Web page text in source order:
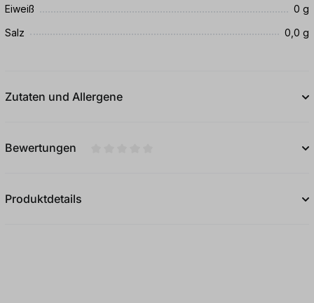
Eiweiß
0 g
Salz
0,0 g
Zutaten und Allergene
Bewertungen
Produktdetails